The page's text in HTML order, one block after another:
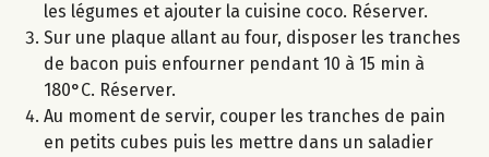
les légumes et ajouter la cuisine coco. Réserver.
Sur une plaque allant au four, disposer les tranches
de bacon puis enfourner pendant 10 à 15 min à
180°C. Réserver.
Au moment de servir, couper les tranches de pain
en petits cubes puis les mettre dans un saladier